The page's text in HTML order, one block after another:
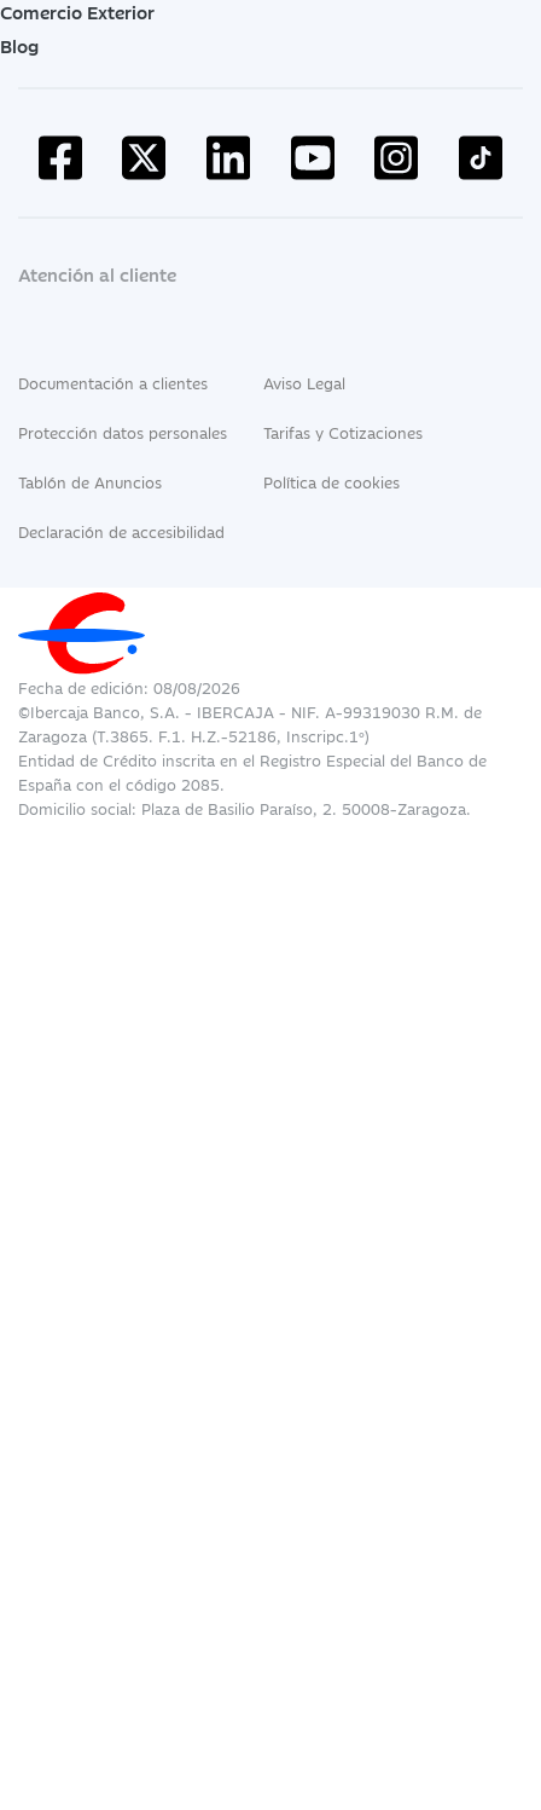
Comercio Exterior
Blog
Atención al cliente
Documentación a clientes Aviso Legal
Protección datos personales Tarifas y Cotizaciones
Tablón de Anuncios Política de cookies
Declaración de accesibilidad
Fecha de edición: 08/08/2026
©Ibercaja Banco, S.A. - IBERCAJA - NIF. A-99319030 R.M. de
Zaragoza (T.3865. F.1. H.Z.-52186, Inscripc.1º)
Entidad de Crédito inscrita en el Registro Especial del Banco de
España con el código 2085.
Domicilio social: Plaza de Basilio Paraíso, 2. 50008-Zaragoza.